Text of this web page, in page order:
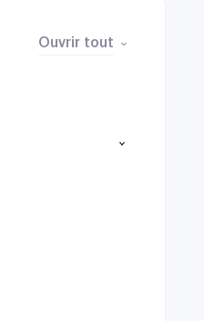
Ouvrir tout